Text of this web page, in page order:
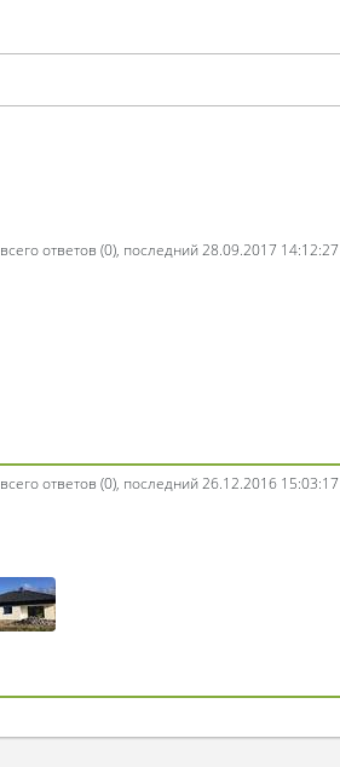
всего ответов (0), последний 28.09.2017 14:12:27
всего ответов (0), последний 26.12.2016 15:03:17